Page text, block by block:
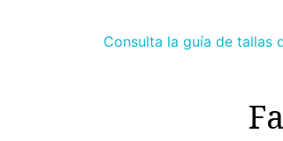
Consulta la guía de tallas